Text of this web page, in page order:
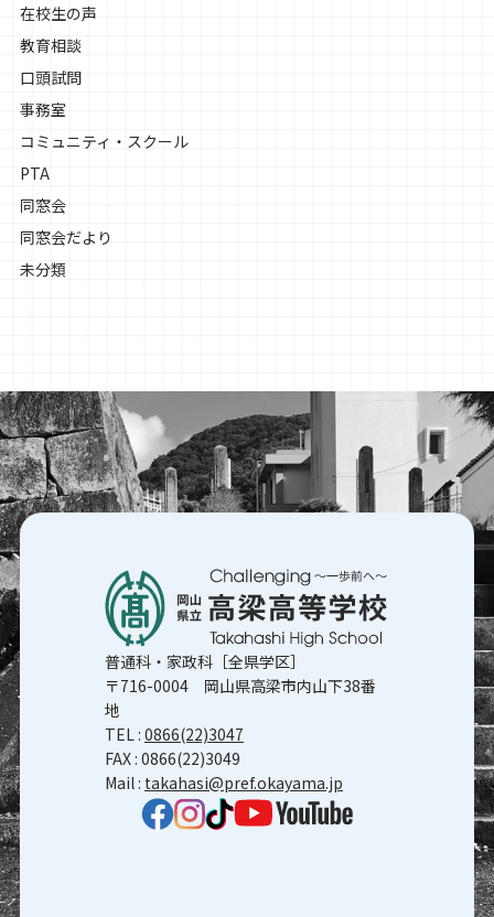
在校生の声
教育相談
口頭試問
事務室
コミュニティ・スクール
PTA
同窓会
同窓会だより
未分類
普通科・家政科［全県学区］
〒716-0004 岡山県高梁市内山下38番
地
TEL : 0866(22)3047
FAX : 0866(22)3049
Mail : takahasi@pref.okayama.jp